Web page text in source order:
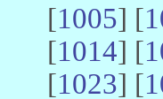
[1005] [
[1014] [
[1023] [